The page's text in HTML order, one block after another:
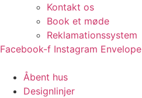
Kontakt os
Book et møde
Reklamationssystem
Facebook-f Instagram Envelope
Main
Menu
Åbent hus
Designlinjer